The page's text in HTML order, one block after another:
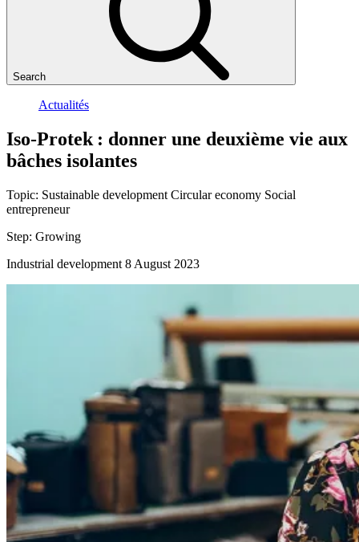
Search
Actualités
Iso-Protek : donner une deuxième vie aux
bâches isolantes
Topic: Sustainable development Circular economy Social
entrepreneur
Step: Growing
Industrial development 8 August 2023